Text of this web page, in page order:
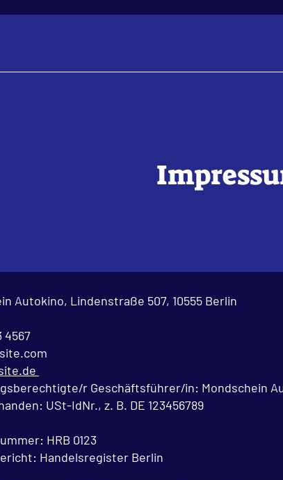
Autokino, Lindenstraße 507, 10555 Berlin
4567
r Geschäftsführer/in: Mondschein
USt-IdNr., z. B. DE 123456789
HRB 0123
Handelsregister Berlin